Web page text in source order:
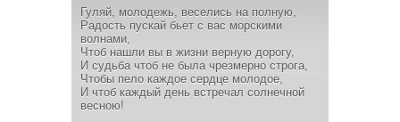
Гуляй, молодежь, веселись на полную,
Радость пускай бьет с вас морскими
волнами,
Чтоб нашли вы в жизни верную дорогу,
И судьба чтоб не была чрезмерно строга,
Чтобы пело каждое сердце молодое,
И чтоб каждый день встречал солнечной
весною!